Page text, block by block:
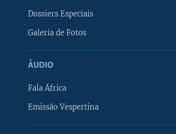
Dossiers Especiais
Galeria de Fotos
ÁUDIO
Fala África
Emissão Vespertina